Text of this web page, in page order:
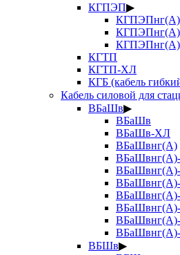
КГПЭП▶
КГТП
КГТП-ХЛ
КГБ (кабель
Кабель силовой для
ВБаШв▶
ВБаШв
ВБаШв-ХЛ
ВБаШвнг(А)
ВБШв▶